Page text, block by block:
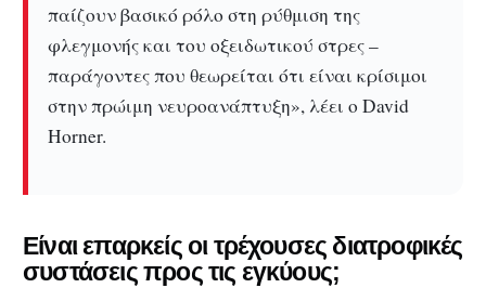
παίζουν βασικό ρόλο στη ρύθμιση της
φλεγμονής και του οξειδωτικού στρες –
παράγοντες που θεωρείται ότι είναι κρίσιμοι
στην πρώιμη νευροανάπτυξη», λέει ο David
Horner.
Είναι επαρκείς οι τρέχουσες διατροφικές
συστάσεις προς τις εγκύους;